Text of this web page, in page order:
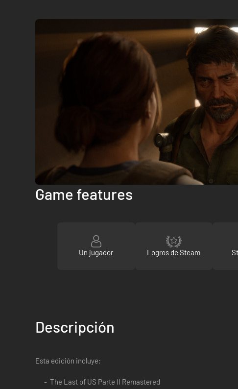
Game features
Un jugador Logros de Steam
Descripción
Esta edición incluye:
The Last of US Parte II Remastered